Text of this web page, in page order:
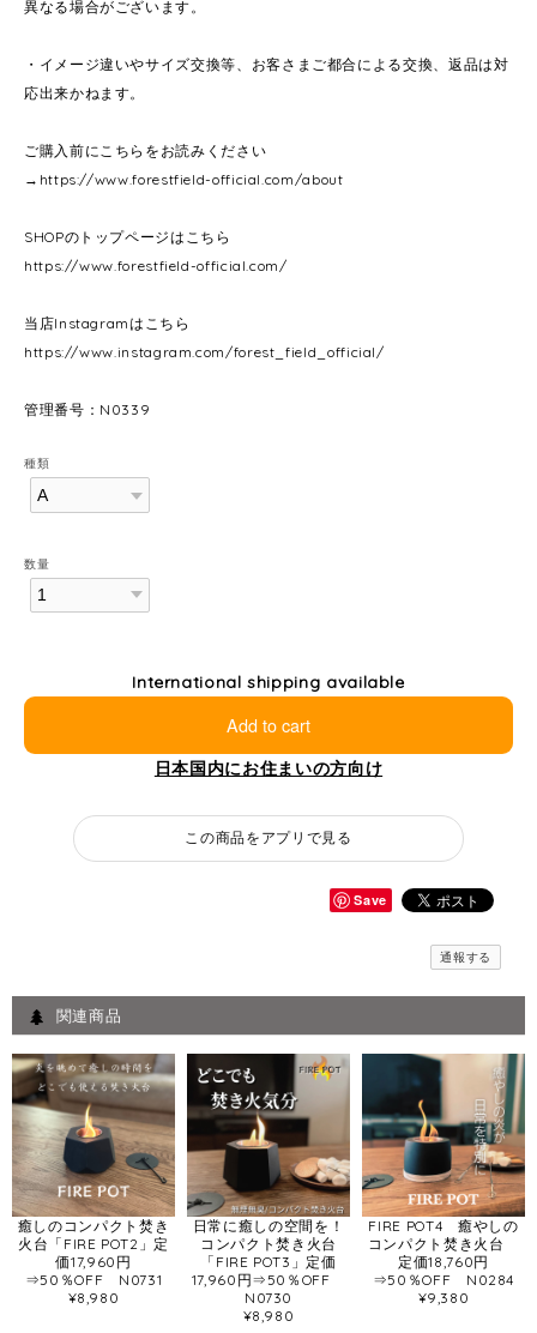
異なる場合がございます。
・イメージ違いやサイズ交換等、お客さまご都合による交換、返品は対
応出来かねます。
ご購入前にこちらをお読みください
→ https://www.forestfield-official.com/about
SHOPのトップページはこちら
https://www.forestfield-official.com/
当店Instagramはこちら
https://www.instagram.com/forest_field_official/
管理番号：N0339
種類
数量
International shipping available
Add to cart
日本国内にお住まいの方向け
この商品をアプリで見る
Save
通報する
関連商品
癒しのコンパクト焚き
火台「FIRE POT2」定
価17,960円
⇒50％OFF N0731
¥8,980
日常に癒しの空間を！
コンパクト焚き火台
「FIRE POT3」定価
17,960円⇒50％OFF
N0730
¥8,980
FIRE POT4 癒やしの
コンパクト焚き火台
定価18,760円
⇒50％OFF N0284
¥9,380